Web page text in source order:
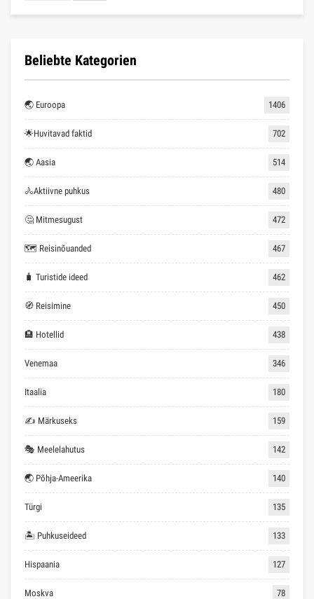
Beliebte Kategorien
🌏 Euroopa 1406
🌟Huvitavad faktid 702
🌏 Aasia 514
🚴Aktiivne puhkus 480
🤔 Mitmesugust 472
🗺 Reisinõuanded 467
🧳 Turistide ideed 462
🧭 Reisimine 450
🏨 Hotellid 438
Venemaa 346
Itaalia 180
✍ Märkuseks 159
🎭 Meelelahutus 142
🌏 Põhja-Ameerika 140
Türgi 135
🏝 Puhkuseideed 133
Hispaania 127
Moskva 78